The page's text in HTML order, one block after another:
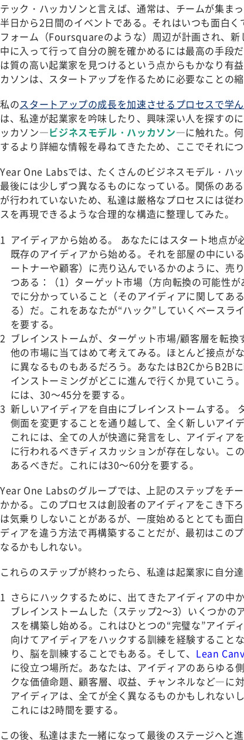
テック・ハッカソンと言えば、通常は、チームが集ま
半日から2日間のイベントである。それはいつも面白
フォーム（Foursquareのような）周辺が計画され、
中に入って行って自分の腕を確かめるには最高の手段
は質の高い起業家を見つけるという点からもかなり有
カソンは、スタートアップを作るために必要なことの縮
私のスタートアップの成長を加速させるプロセスで学
は、私達が起業家を吟味したり、興味深い人を探すの
ッカソン―ビジネスモデル・ハッカソン―に触れた。
するより詳細な情報を尋ねてきたため、ここでそれに
Year One Labsでは、たくさんのビジネスモデル・ハ
最後には少しずつ異なるものになっている。関係のあ
が行われていないため、私達は厳格なプロセスには従
スを再現できるような合理的な構造に整理してみた。
アイディアから始める。
あなたにはスタート地点が
既存のアイディアから始める。それを部屋の中にい
ートナーや顧客）に売り込んでいるかのように、売
つある：（1）ターゲット市場（方向転換の可能性
でに分かっていること（そのアイディアに関してあ
る）だ。これをあなたが“ハック”していくベースラ
を要する。
ブレインストームが、ターゲット市場/顧客層を転換
他の市場に当てはめて考えてみる。ほとんど接点が
に異なるものもあるだろう。 あなたはB2CからB2B
インストーミングがどこに進んで行くか見ていこう
には、30～45分を要する。
新しいアイディアを自由にブレインストームする。
側面を変更することを通り越して、全く新しいアイ
これには、全ての人が快適に発言をし、アイディア
に行われるべきディスカッションが存在しない。こ
あるべきだ。これには30～60分を要する。
Year One Labsのグループでは、上記のステップをチ
かかる。このプロセスは創設者のアイディアをこき下
は気乗りしないことがあるが、一度始めるととても面
ディアを違う方法で再構築することだが、最初はこの
なるかもしれない。
これらのステップが終わったら、私達は起業家に自分
さらにハックするために、出てきたアイディアの中
ブレインストームした（ステップ2～3）いくつかの
スを構築し始める。これはひとつの“完璧な”アイデ
向けてアイディアをハックする訓練を経験すること
り、脳を訓練することでもある。そして、 Lean
に役立つ場所だ。あなたは、アイディアのあらゆる
クな価値命題、顧客層、収益、チャンネルなど―に
アイディアは、全てが全く異なるものかもしれない
これには2時間を要する。
この後、私達はまた一緒になって最後のステージへと進